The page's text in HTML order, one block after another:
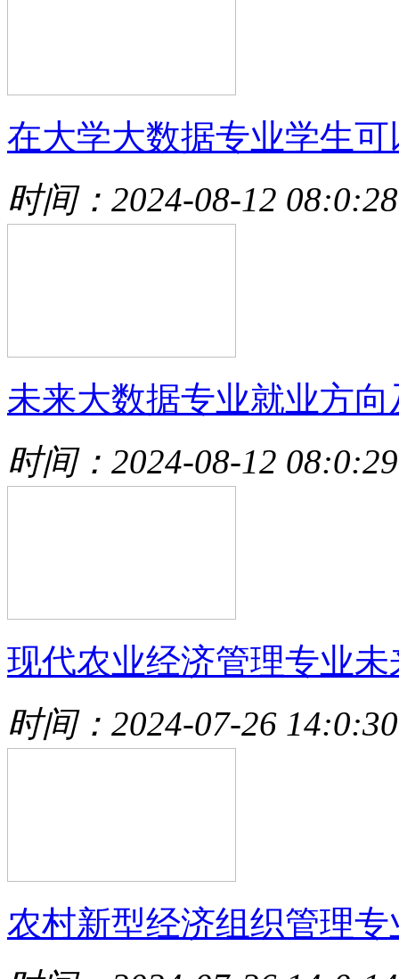
在大学大数据专业学生可
时间：2024-08-12 08:0:28
未来大数据专业就业方向
时间：2024-08-12 08:0:29
现代农业经济管理专业未
时间：2024-07-26 14:0:30
农村新型经济组织管理专